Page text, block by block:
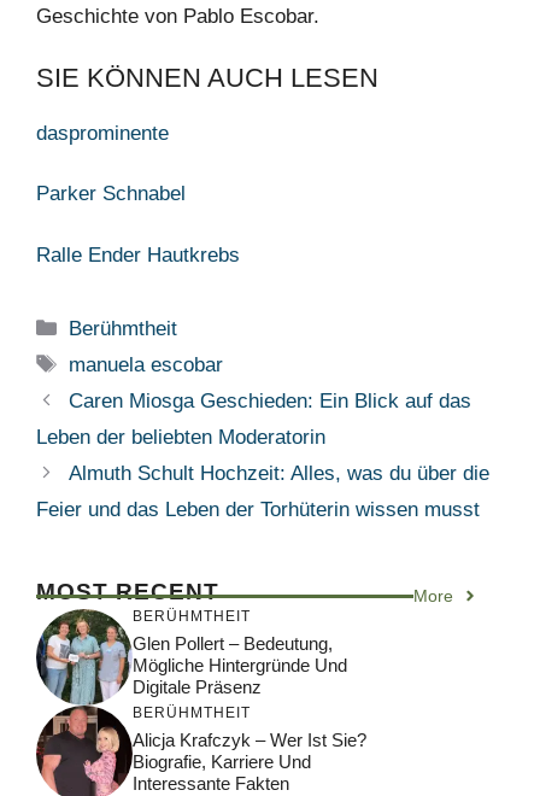
Geschichte von Pablo Escobar.
SIE KÖNNEN AUCH LESEN
dasprominente
Parker Schnabel
Ralle Ender Hautkrebs
Categories
Berühmtheit
Tags
manuela escobar
Caren Miosga Geschieden: Ein Blick auf das
Leben der beliebten Moderatorin
Almuth Schult Hochzeit: Alles, was du über die
Feier und das Leben der Torhüterin wissen musst
MOST RECENT More
BERÜHMTHEIT
Glen Pollert – Bedeutung,
Mögliche Hintergründe Und
Digitale Präsenz
BERÜHMTHEIT
Alicja Krafczyk – Wer Ist Sie?
Biografie, Karriere Und
Interessante Fakten